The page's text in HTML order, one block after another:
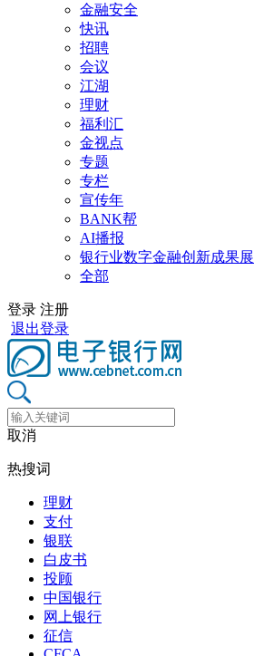
金融安全
快讯
招聘
会议
江湖
理财
福利汇
金视点
专题
专栏
宣传年
BANK帮
AI播报
银行业数字金融创新成果展
全部
登录 注册
退出登录
取消
热搜词
理财
支付
银联
白皮书
投顾
中国银行
网上银行
征信